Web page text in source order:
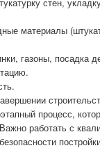
материалы
газоны, посадка
процесс,
работать с